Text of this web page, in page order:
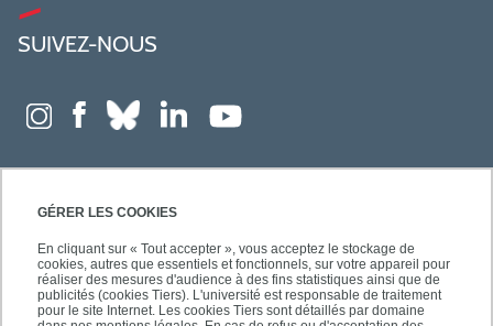
GÉRER LES COOKIES
En cliquant sur « Tout accepter », vous acceptez le stockage de
cookies, autres que essentiels et fonctionnels, sur votre appareil pour
réaliser des mesures d'audience à des fins statistiques ainsi que de
publicités (cookies Tiers). L'université est responsable de traitement
pour le site Internet. Les cookies Tiers sont détaillés par domaine
SUIVEZ-NOUS